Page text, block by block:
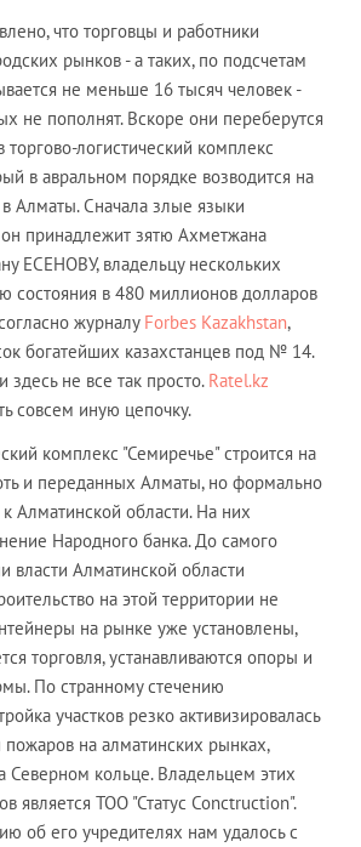
что торговцы и работники
рынков - а таких, по подсчетам
не меньше 16 тысяч человек -
не пополнят. Вскоре они переберутся
логистический комплекс
в авральном порядке возводится на
Алматы. Сначала злые языки
он принадлежит зятю Ахметжана
ЕСЕНОВУ, владельцу нескольких
состояния в 480 миллионов долларов
журналуForbes Kazakhstan,
богатейших казахстанцев под № 14.
здесь не все так просто. Ratel.kz
совсем иную цепочку.
комплекс "Семиречье" строится на
и переданных Алматы, но формально
Алматинской области. На них
Народного банка. До самого
власти Алматинской области
на этой территории не
на рынке уже установлены,
торговля, устанавливаются опоры и
По странному стечению
участков резко активизировалась
пожаров на алматинских рынках,
Северном кольце. Владельцем этих
является ТОО "Статус Conctruction".
об его учредителях нам удалось с